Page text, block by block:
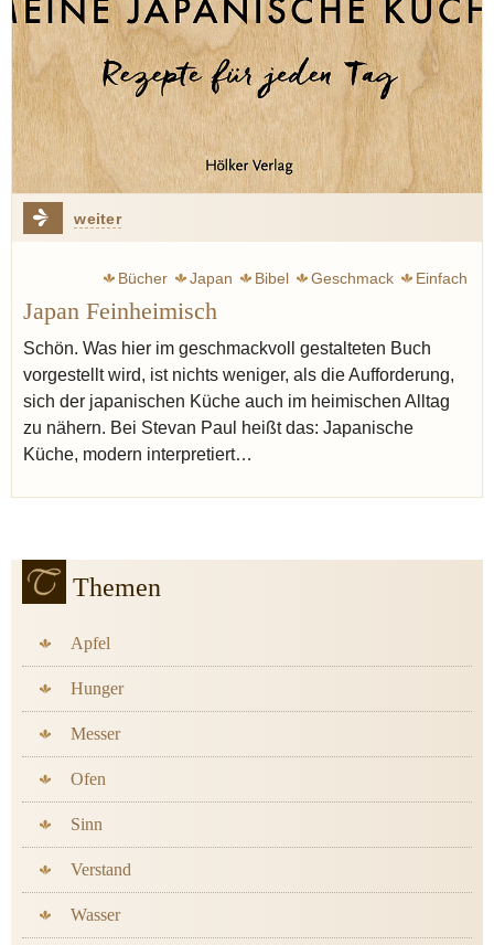
weiter
Bücher Japan Bibel Geschmack Einfach
Japan Feinheimisch
Schön. Was hier im geschmackvoll gestalteten Buch
vorgestellt wird, ist nichts weniger, als die Aufforderung,
sich der japanischen Küche auch im heimischen Alltag
zu nähern. Bei Stevan Paul heißt das: Japanische
Küche, modern interpretiert…
Themen
Apfel
Hunger
Messer
Ofen
Sinn
Verstand
Wasser